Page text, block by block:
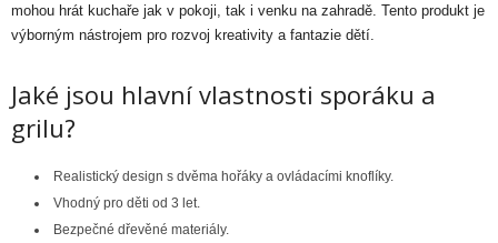
mohou hrát kuchaře jak v pokoji, tak i venku na zahradě. Tento produkt je
výborným nástrojem pro rozvoj kreativity a fantazie dětí.
Jaké jsou hlavní vlastnosti sporáku a
grilu?
Realistický design s dvěma hořáky a ovládacími knoflíky.
Vhodný pro děti od 3 let.
Bezpečné dřevěné materiály.